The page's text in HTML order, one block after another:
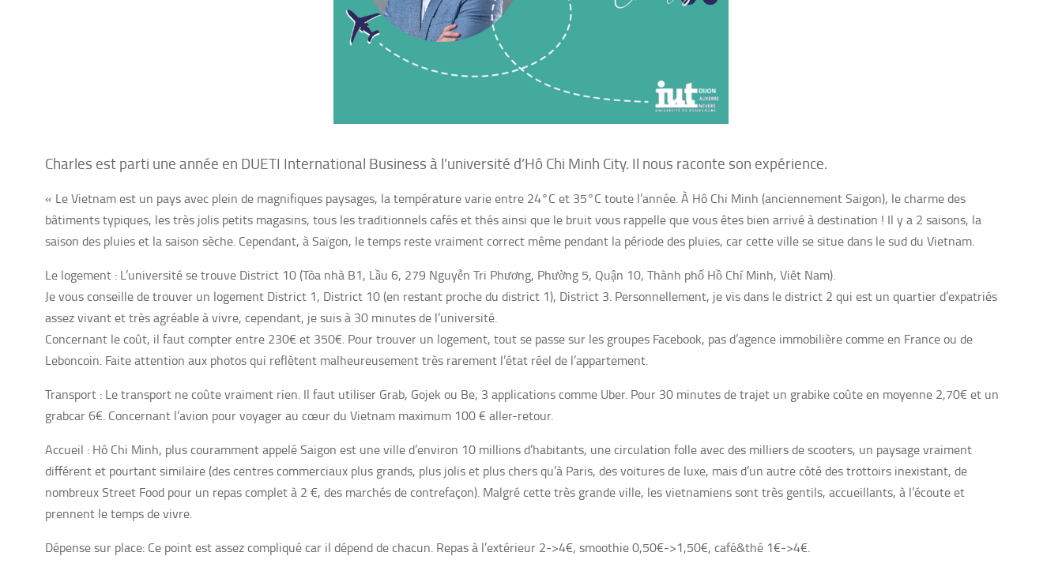
Charles est parti une année en DUETI International Business à l’université d’Hô Chi Minh City. Il nous raconte son expérience.
« Le Vietnam est un pays avec plein de magnifiques paysages, la température varie entre 24°C et 35°C toute l’année. À Hô Chi Minh (anciennement Saigon), le charme des
bâtiments typiques, les très jolis petits magasins, tous les traditionnels cafés et thés ainsi que le bruit vous rappelle que vous êtes bien arrivé à destination ! Il y a 2 saisons, la
saison des pluies et la saison sèche. Cependant, à Saïgon, le temps reste vraiment correct même pendant la période des pluies, car cette ville se situe dans le sud du Vietnam.
Le logement : L’université se trouve District 10 (Tòa nhà B1, Lầu 6, 279 Nguyễn Tri Phương, Phường 5, Quận 10, Thành phố Hồ Chí Minh, Viêt Nam).
Je vous conseille de trouver un logement District 1, District 10 (en restant proche du district 1), District 3. Personnellement, je vis dans le district 2 qui est un quartier d’expatriés
assez vivant et très agréable à vivre, cependant, je suis à 30 minutes de l’université.
Concernant le coût, il faut compter entre 230€ et 350€. Pour trouver un logement, tout se passe sur les groupes Facebook, pas d’agence immobilière comme en France ou de
Leboncoin. Faite attention aux photos qui reflètent malheureusement très rarement l’état réel de l’appartement.
Transport : Le transport ne coûte vraiment rien. Il faut utiliser Grab, Gojek ou Be, 3 applications comme Uber. Pour 30 minutes de trajet un grabike coûte en moyenne 2,70€ et un
grabcar 6€. Concernant l’avion pour voyager au cœur du Vietnam maximum 100 € aller-retour.
Accueil : Hô Chi Minh, plus couramment appelé Saigon est une ville d’environ 10 millions d’habitants, une circulation folle avec des milliers de scooters, un paysage vraiment
différent et pourtant similaire (des centres commerciaux plus grands, plus jolis et plus chers qu’à Paris, des voitures de luxe, mais d’un autre côté des trottoirs inexistant, de
nombreux Street Food pour un repas complet à 2 €, des marchés de contrefaçon). Malgré cette très grande ville, les vietnamiens sont très gentils, accueillants, à l’écoute et
prennent le temps de vivre.
Dépense sur place: Ce point est assez compliqué car il dépend de chacun. Repas à l’extérieur 2->4€, smoothie 0,50€->1,50€, café&thé 1€->4€.